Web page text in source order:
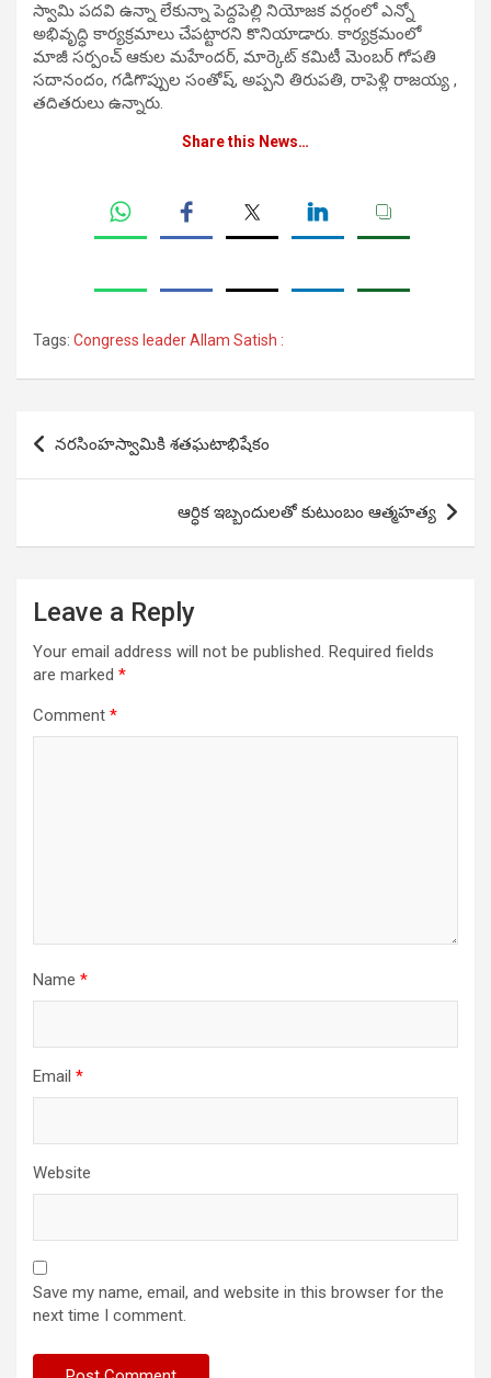
స్వామి పదవి ఉన్నా లేకున్నా పెద్దపెల్లి నియోజ‌క‌ వర్గంలో ఎన్నో
అభివృద్ధి కార్యక్రమాలు చేప‌ట్టార‌ని కొనియాడారు. కార్యక్రమంలో
మాజీ సర్పంచ్ ఆకుల మహేందర్, మార్కెట్ కమిటీ మెంబర్ గోపతి
సదానందం, గడిగొప్పుల సంతోష్, అప్పని తిరుపతి, రాపెళ్లి రాజయ్య ,
తదితరులు ఉన్నారు.
Share this News…
Tags: Congress leader Allam Satish :
Post
navigation
నరసింహస్వామికి శతఘటాభిషేకం
ఆర్ధిక ఇబ్బందులతో కుటుంబం ఆత్మహత్య
Leave a Reply
Your email address will not be published. Required fields
are marked *
Comment *
Name *
Email *
Website
Save my name, email, and website in this browser for the
next time I comment.